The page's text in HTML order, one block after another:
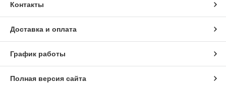
Контакты
Доставка и оплата
График работы
Полная версия сайта